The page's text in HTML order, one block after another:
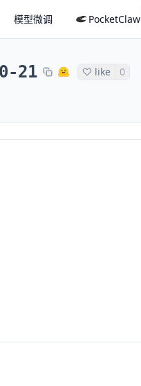
模型微调 PocketClaw
21 like 0